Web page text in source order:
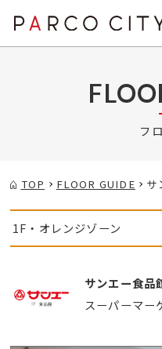
フ
TOP FLOOR GUIDE サ
1F・オレンジゾーン
サンエー食品
スーパーマー